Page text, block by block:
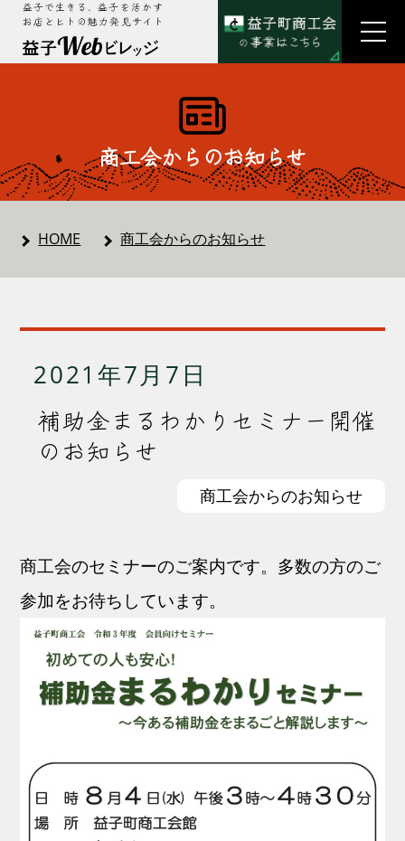
益子で生きる、益子を活かす
お店とヒトの魅力発見サイト
商工会からのお知らせ
HOME 商工会からのお知らせ
2021年7月7日
補助金まるわかりセミナー開催
のお知らせ
商工会からのお知らせ
商工会のセミナーのご案内です。多数の方のご
参加をお待ちしています。